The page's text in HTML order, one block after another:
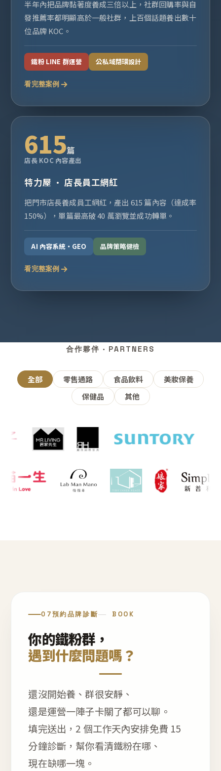
半年內把品牌黏著度養成三倍以上，社群回購率與自
發推薦率都明顯高於一般社群，上百個話題養出數十
位品牌 KOC。
鐵粉 LINE 群運營 公私域閉環設計
看完整案例
615篇
店長 KOC 內容產出
特力屋 · 店長員工網紅
把門市店長養成員工網紅，產出 615 篇內容（達成率
150%），單篇最高破 40 萬瀏覽並成功轉單。
AI 內容系統・GEO 品牌策略健檢
看完整案例
合作夥伴 · PARTNERS
全部 零售通路 食品飲料
美妝保養
保健品
其他
07預約品牌診斷 BOOK
你的鐵粉群，
遇到什麼問題嗎？
還沒開始養、群很安靜、
還是運營一陣子卡關了都可以聊。
填完送出，2 個工作天內安排免費 15
分鐘診斷，幫你看清鐵粉在哪、
現在缺哪一塊。